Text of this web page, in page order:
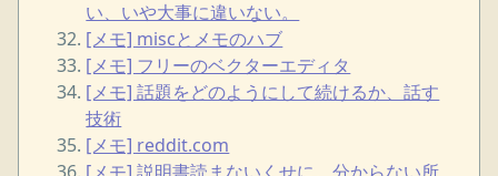
い、いや大事に違いない。
[メモ] miscとメモのハブ
[メモ] フリーのベクターエディタ
[メモ] 話題をどのようにして続けるか、話す
技術
[メモ] reddit.com